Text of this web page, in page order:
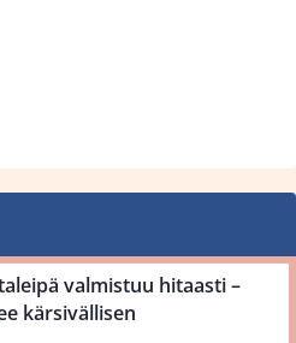
valmistuu hitaasti –
kärsivällisen